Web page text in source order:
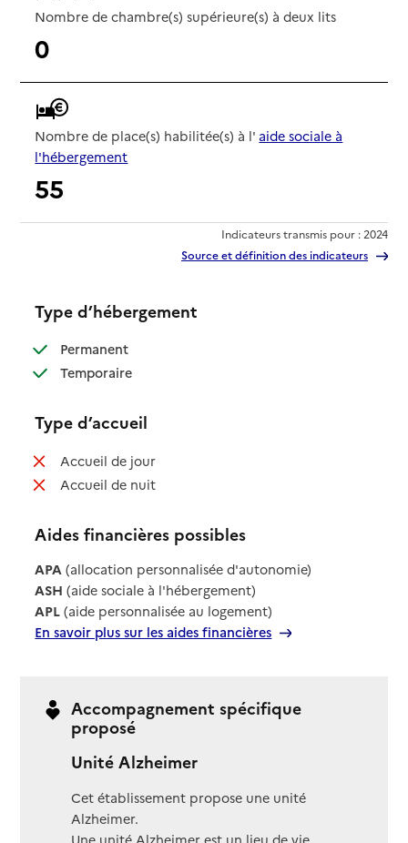
Nombre de chambre(s) supérieure(s) à deux lits
0
Nombre de place(s) habilitée(s) à l' aide sociale à
l'hébergement
55
Indicateurs transmis pour : 2024
Source et définition des indicateurs
Type d’hébergement
Permanent: disponible
Temporaire: disponible
Type d’accueil
Accueil de jour: non disponible
Accueil de nuit: non disponible
Aides financières possibles
APA (allocation personnalisée d'autonomie)
ASH (aide sociale à l'hébergement)
APL (aide personnalisée au logement)
En savoir plus sur les aides financières
Accompagnement spécifique
proposé
Unité Alzheimer
Cet établissement propose une unité
Alzheimer.